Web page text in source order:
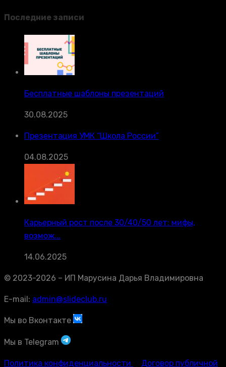
Последние записи
Бесплатные шаблоны презентаций
30.08.2025
Презентация УМК “Школа России”
04.08.2025
Карьерный рост после 30/40/50 лет: мифы,
возмож...
14.06.2025
© 2023-2026 – ИП Марусина Дарья Владимировна
E-mail: admin@slideclub.ru
Мы во Вконтакте
Мы в Telegram
Политика конфиденциальности
Договор публичной